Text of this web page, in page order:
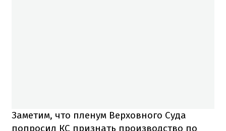
Заметим, что пленум Верховного Суда
попросил КС признать производство по